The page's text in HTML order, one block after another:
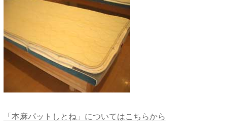
「本麻パットしとね」についてはこちらから